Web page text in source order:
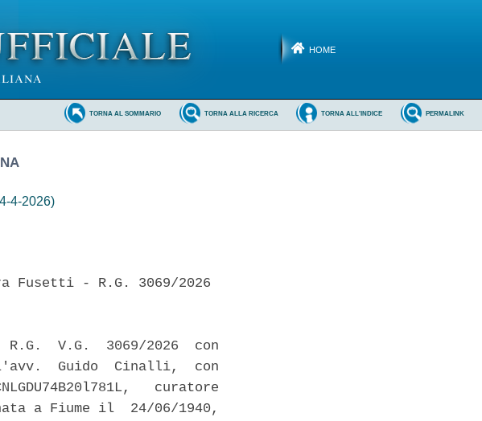
HOME
PERMALINK
TORNA ALL'INDICE
TORNA ALLA RICERCA
TORNA AL SOMMARIO
4-2026)
Fusetti - R.G. 3069/2026
R.G.  V.G.  3069/2026  con
l'avv.  Guido  Cinalli,  con
curatore
a Fiume il  24/06/1940,